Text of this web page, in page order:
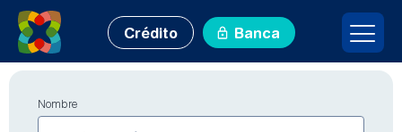
Crédito Banca
Nombre